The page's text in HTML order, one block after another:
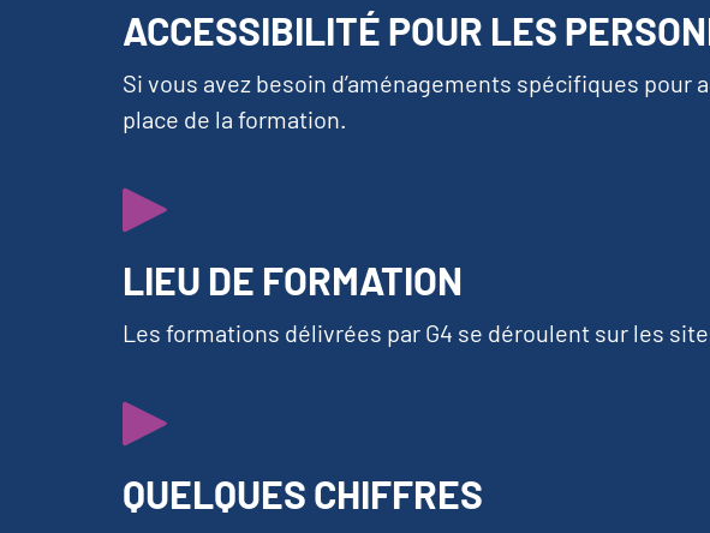
ACCESSIBILITÉ POUR LES
Si vous avez besoin d’aménagements spécifiques
place de la formation.
LIEU DE FORMATION
Les formations délivrées par G4 se déroulent sur les
QUELQUES CHIFFRES